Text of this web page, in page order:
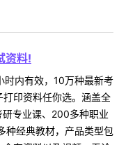
资料!
时内有效，10万种最新考
印资料任你选。涵盖全
专业课、200多种职业
种经典教材，产品类型包